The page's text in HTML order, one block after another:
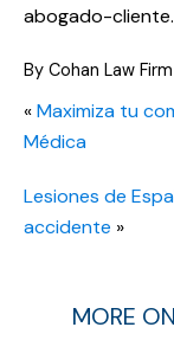
abogado-cliente.
By Cohan Law Firm
«Maximiza tu
Médica
Lesiones de
accidente »
MORE ON